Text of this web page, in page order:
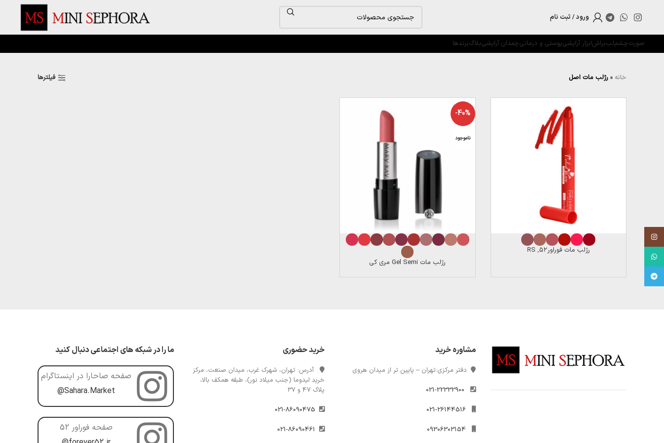
ورود / ثبت نام
صورتچشملببراشابزار آرایشیپوستی و درمانیچمدان آرایشیبلاگبرندها
خانه » رژلب مات اصل فیلترها
رژلب مات فوراور۵۲, RS
-40%
ناموجود
رژلب مات Gel Semi مری کی
مشاوره خرید
دفتر مرکزی:تهران – پایین تر از میدان هروی
021-22332900
021-26144516
خرید حضوری
آدرس: تهران، شهرک غرب، میدان صنعت، مرکز
خرید لیدوما (جنب میلاد نور)، طبقه همکف بالا،
پلاک 47 و 37
ما را در شبکه های اجتماعی دنبال کنید
صفحه صاحارا در اینستاگرام
@Sahara.Market
صفحه فوراور 52
Telegram